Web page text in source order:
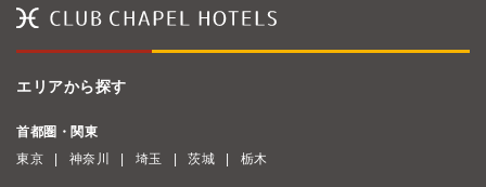
エリアから探す
首都圏・関東
東京
神奈川 埼玉 茨城 栃木